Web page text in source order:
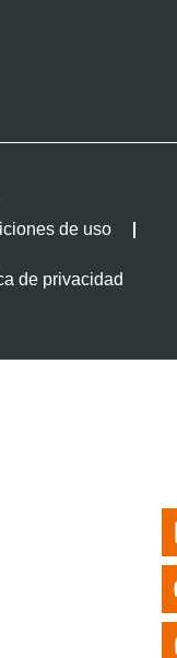
de uso
de privacidad